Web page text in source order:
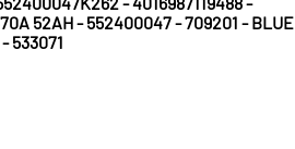
- 4016987119488 -
52AH - 552400047 - 709201 - BLUE
533071